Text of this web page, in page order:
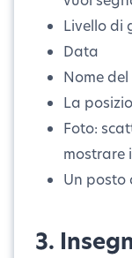
Livello di
Data
Nome
La
Foto:
mostrare
Un posto
3.